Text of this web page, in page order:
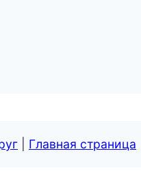
Главная страница